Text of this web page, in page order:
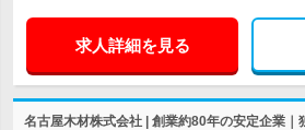
求人詳細を見る
名古屋木材株式会社 | 創業約80年の安定企業｜